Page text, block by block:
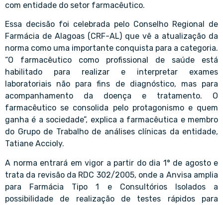
com entidade do setor farmacêutico.
Essa decisão foi celebrada pelo Conselho Regional de
Farmácia de Alagoas (CRF-AL) que vê a atualização da
norma como uma importante conquista para a categoria.
“O farmacêutico como profissional de saúde está
habilitado para realizar e interpretar exames
laboratoriais não para fins de diagnóstico, mas para
acompanhamento da doença e tratamento. O
farmacêutico se consolida pelo protagonismo e quem
ganha é a sociedade”, explica a farmacêutica e membro
do Grupo de Trabalho de análises clínicas da entidade,
Tatiane Accioly.
A norma entrará em vigor a partir do dia 1° de agosto e
trata da revisão da RDC 302/2005, onde a Anvisa amplia
para Farmácia Tipo 1 e Consultórios Isolados a
possibilidade de realização de testes rápidos para